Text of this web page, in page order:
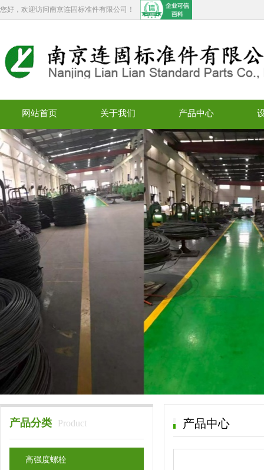
您好，欢迎访问南京连固标准件有限公司！
网站首页 关于我们 产品中心
产品分类 Product
高强度螺栓
产品中心